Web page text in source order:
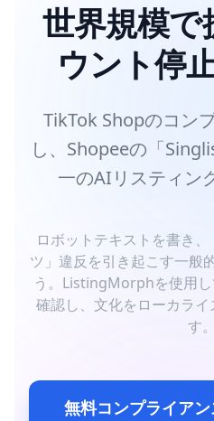
世界規模で
ウント停
TikTok Shopのコン
し、Shopeeの「
一のAIリスティン
ロボットテキストを書き
ツ」違反を引き起こす一般
う。ListingMorphを使用
確認し、文化をローカラ
す。
無料コンプライア